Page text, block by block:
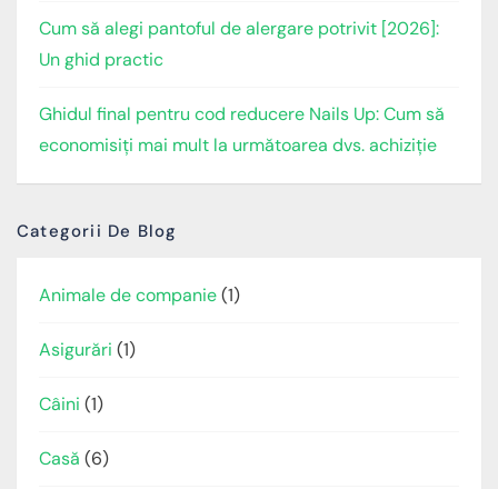
Cum să alegi pantoful de alergare potrivit [2026]:
Un ghid practic
Ghidul final pentru cod reducere Nails Up: Cum să
economisiți mai mult la următoarea dvs. achiziție
Categorii De Blog
Animale de companie(1)
Asigurări (1)
Câini (1)
Casă (6)